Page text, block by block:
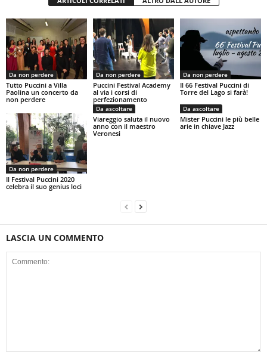
Da non perdere
Tutto Puccini a Villa
Paolina un concerto da
non perdere
Da non perdere
Puccini Festival Academy
al via i corsi di
perfezionamento
Da non perdere
Il 66 Festival Puccini di
Torre del Lago si farà!
Da non perdere
Il Festival Puccini 2020
celebra il suo genius loci
Da ascoltare
Viareggio saluta il nuovo
anno con il maestro
Veronesi
Da ascoltare
Mister Puccini le più belle
arie in chiave Jazz
LASCIA UN COMMENTO